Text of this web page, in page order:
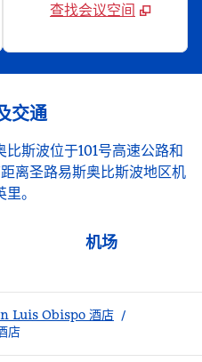
查找会议空间
交通
斯波位于101号高速公路和
离圣路易斯奥比斯波地区机
。
机场
Luis Obispo 酒店 /
店